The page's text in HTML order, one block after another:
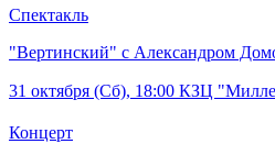
Спектакль
"Вертинский" с Александром
31 октября (Сб), 18:00 КЗЦ
Концерт